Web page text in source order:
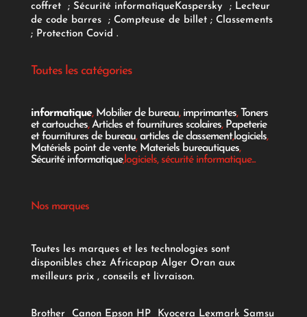
coffret ; Sécurité informatiqueKaspersky ; Lecteur
de code barres
; Compteuse de billet; Classements
; Protection Covid .
Toutes les catégories
informatique, Mobilier de bureau, imprimantes, Toners
et cartouches,Articles et fournitures scolaires, Papeterie
et fournitures de bureau,articles de classement,logiciels,
Matériels point de vente, Materiels bureautiques,
Sécurité informatique,logiciels, sécurité informatique...
Nos marques
Toutes les marques et les technologies sont
disponibles chez Africapap Alger Oran aux
meilleurs prix , conseils et livraison.
Brother Canon Epson HP Kyocera Lexmark Samsu